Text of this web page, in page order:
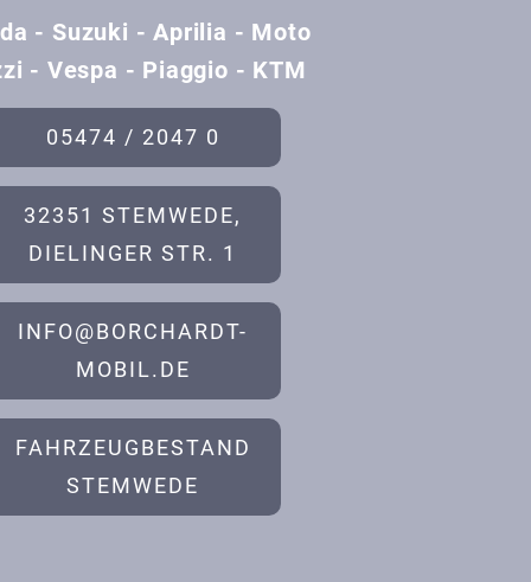
- Suzuki - Aprilia - Moto
- Vespa - Piaggio - KTM
05474 / 2047 0
32351 STEMWEDE,
DIELINGER STR. 1
INFO@BORCHARDT-
MOBIL.DE
FAHRZEUGBESTAND
STEMWEDE